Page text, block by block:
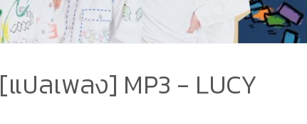
[แปลเพลง] MP3 - LUCY